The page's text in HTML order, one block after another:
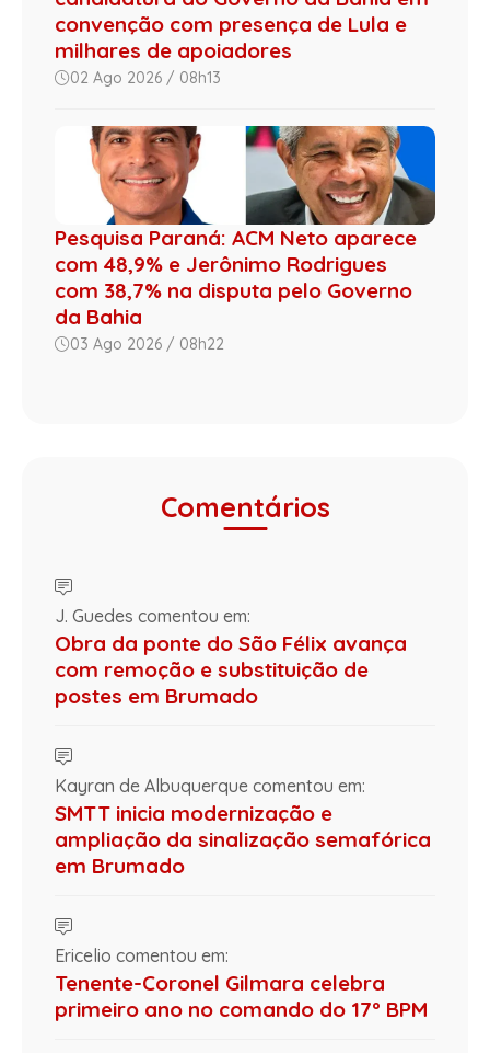
convenção com presença de Lula e
milhares de apoiadores
02 Ago 2026 / 08h13
Pesquisa Paraná: ACM Neto aparece
com 48,9% e Jerônimo Rodrigues
com 38,7% na disputa pelo Governo
da Bahia
03 Ago 2026 / 08h22
Comentários
J. Guedes comentou em:
Obra da ponte do São Félix avança
com remoção e substituição de
postes em Brumado
Kayran de Albuquerque comentou em:
SMTT inicia modernização e
ampliação da sinalização semafórica
em Brumado
Ericelio comentou em:
Tenente-Coronel Gilmara celebra
primeiro ano no comando do 17º BPM